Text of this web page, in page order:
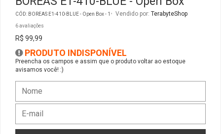
CÓD: BOREAS E1-410-BLUE - Open Box - 1 Vendido por: TerabyteShop
6 avaliações
R$ 99,99
PRODUTO INDISPONÍVEL
Preencha os campos e assim que o produto voltar ao estoque
avisamos você! :)
Gabinete Liketec
Ver Todos
Fonte Thermaltake
Fontes Diversas
Ver Todos